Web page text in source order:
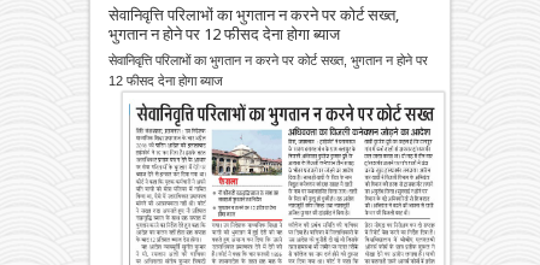
सेवानिवृत्ति परिलाभों का भुगतान न करने पर कोर्ट सख्त,
भुगतान न होने पर 12 फीसद देना होगा ब्याज
सेवानिवृत्ति परिलाभों का भुगतान न करने पर कोर्ट सख्त, भुगतान न होने पर
12 फीसद देना होगा ब्याज